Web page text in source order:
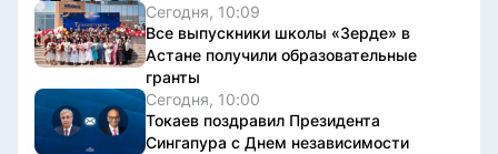
Сегодня, 10:09
Все выпускники школы «Зерде» в
Астане получили образовательные
гранты
Сегодня, 10:00
Токаев поздравил Президента
Сингапура с Днем независимости